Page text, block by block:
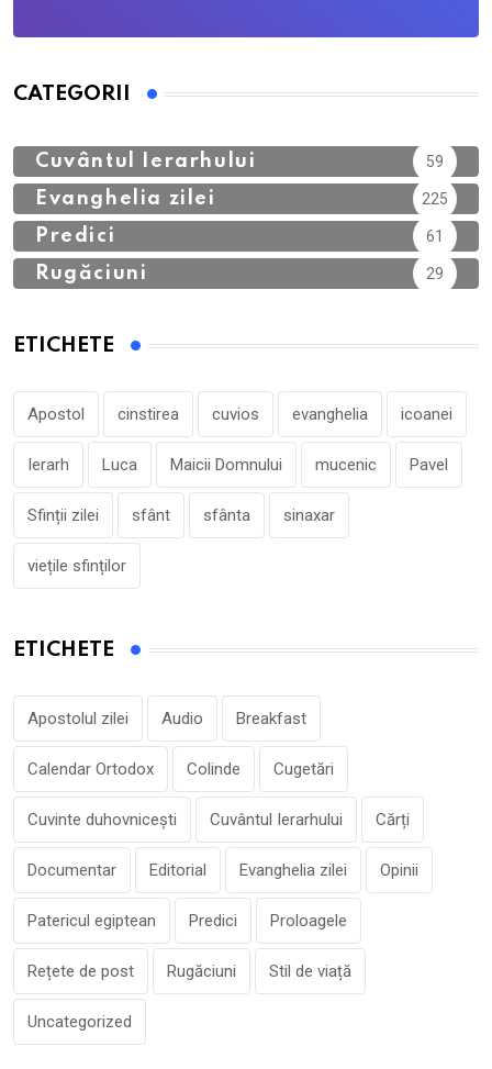
CATEGORII
Cuvântul Ierarhului 59
Evanghelia zilei 225
Predici 61
Rugăciuni 29
ETICHETE
Apostol cinstirea cuvios evanghelia icoanei
Ierarh Luca Maicii Domnului mucenic Pavel
Sfinții zilei sfânt sfânta sinaxar
viețile sfinților
ETICHETE
Apostolul zilei Audio Breakfast
Calendar Ortodox Colinde Cugetări
Cuvinte duhovnicești Cuvântul Ierarhului Cărți
Documentar Editorial Evanghelia zilei Opinii
Patericul egiptean Predici Proloagele
Rețete de post Rugăciuni Stil de viață
Uncategorized